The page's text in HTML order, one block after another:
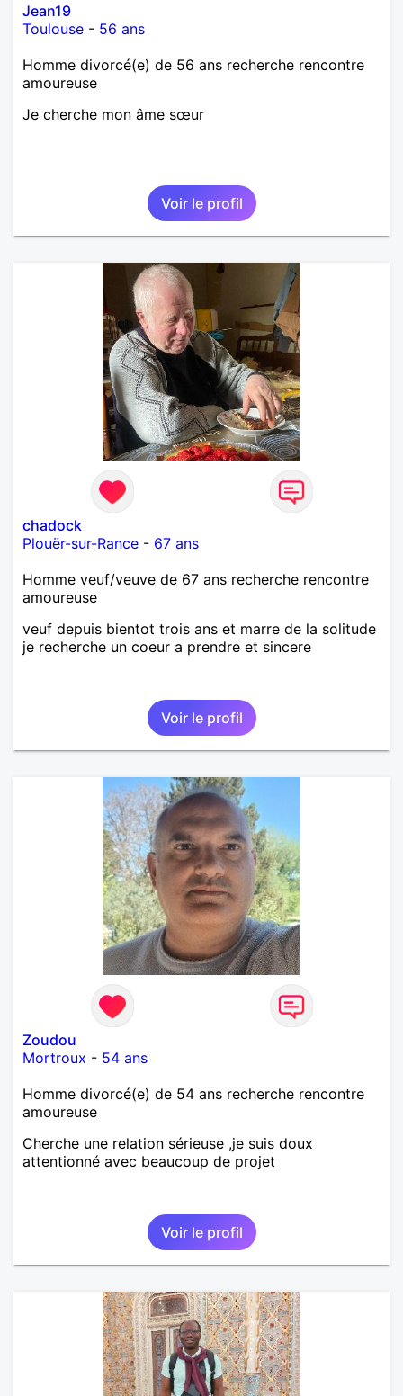
Jean19
Toulouse - 56 ans
Homme divorcé(e) de 56 ans recherche rencontre
amoureuse
Je cherche mon âme sœur
Voir le profil
chadock
Plouër-sur-Rance - 67 ans
Homme veuf/veuve de 67 ans recherche rencontre
amoureuse
veuf depuis bientot trois ans et marre de la solitude
je recherche un coeur a prendre et sincere
Voir le profil
Zoudou
Mortroux - 54 ans
Homme divorcé(e) de 54 ans recherche rencontre
amoureuse
Cherche une relation sérieuse ,je suis doux
attentionné avec beaucoup de projet
Voir le profil